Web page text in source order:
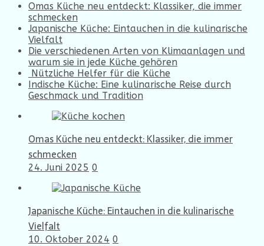
Omas Küche neu entdeckt: Klassiker, die immer
schmecken
Japanische Küche: Eintauchen in die kulinarische
Vielfalt
Die verschiedenen Arten von Klimaanlagen und
warum sie in jede Küche gehören
Nützliche Helfer für die Küche
Indische Küche: Eine kulinarische Reise durch
Geschmack und Tradition
Omas Küche neu entdeckt: Klassiker, die immer
schmecken
24. Juni 2025 0
Japanische Küche: Eintauchen in die kulinarische
Vielfalt
10. Oktober 2024 0